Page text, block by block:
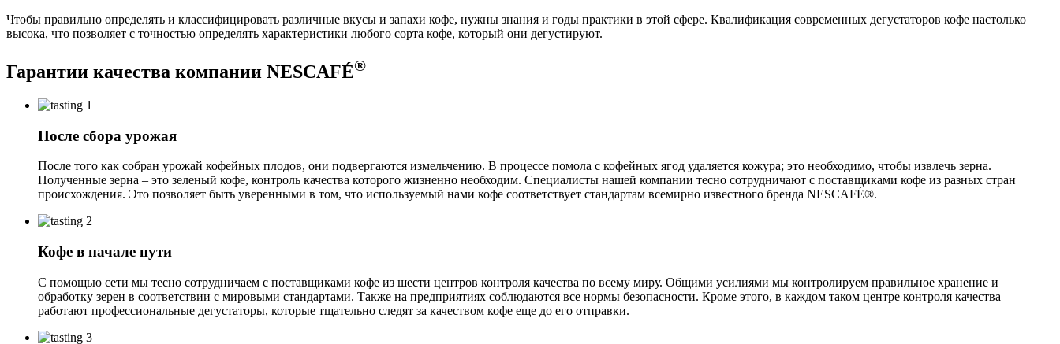
Чтобы правильно определять и классифицировать различные вкусы и запахи кофе, нужны знания и годы практики в этой сфере. Квалификация современных дегустаторов кофе настолько
высока, что позволяет с точностью определять характеристики любого сорта кофе, который они дегустируют.
Гарантии качества компании NESCAFÉ®
После сбора урожая
После того как собран урожай кофейных плодов, они подвергаются измельчению. В процессе помола с кофейных ягод удаляется кожура; это необходимо, чтобы извлечь зерна.
Полученные зерна – это зеленый кофе, контроль качества которого жизненно необходим. Специалисты нашей компании тесно сотрудничают с поставщиками кофе из разных стран
происхождения. Это позволяет быть уверенными в том, что используемый нами кофе соответствует стандартам всемирно известного бренда NESCAFÉ®.
Кофе в начале пути
С помощью сети мы тесно сотрудничаем с поставщиками кофе из шести центров контроля качества по всему миру. Общими усилиями мы контролируем правильное хранение и
обработку зерен в соответствии с мировыми стандартами. Также на предприятиях соблюдаются все нормы безопасности. Кроме этого, в каждом таком центре контроля качества
работают профессиональные дегустаторы, которые тщательно следят за качеством кофе еще до его отправки.